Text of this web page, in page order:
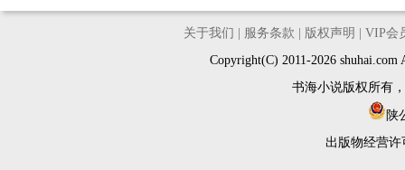
关于我们 服务条款 版权声明
VIP会
Copyright(C) 2011-2026
书海小说版权所有
陕
出版物经营许